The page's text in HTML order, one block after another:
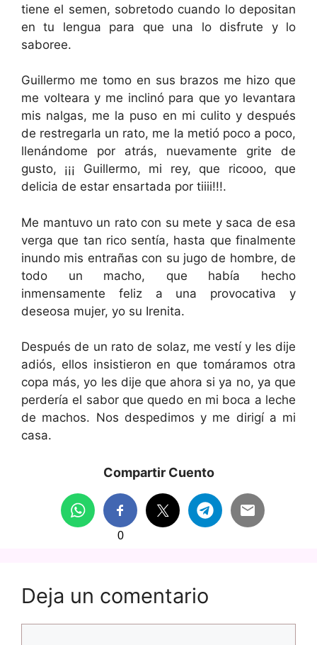
tiene el semen, sobretodo cuando lo depositan
en tu lengua para que una lo disfrute y lo
saboree.
Guillermo me tomo en sus brazos me hizo que
me volteara y me inclinó para que yo levantara
mis nalgas, me la puso en mi culito y después
de restregarla un rato, me la metió poco a poco,
llenándome por atrás, nuevamente grite de
gusto, ¡¡¡ Guillermo, mi rey, que ricooo, que
delicia de estar ensartada por tiiii!!!.
Me mantuvo un rato con su mete y saca de esa
verga que tan rico sentía, hasta que finalmente
inundo mis entrañas con su jugo de hombre, de
todo un macho, que había hecho
inmensamente feliz a una provocativa y
deseosa mujer, yo su Irenita.
Después de un rato de solaz, me vestí y les dije
adiós, ellos insistieron en que tomáramos otra
copa más, yo les dije que ahora si ya no, ya que
perdería el sabor que quedo en mi boca a leche
de machos. Nos despedimos y me dirigí a mi
casa.
Compartir Cuento
0
Deja un comentario